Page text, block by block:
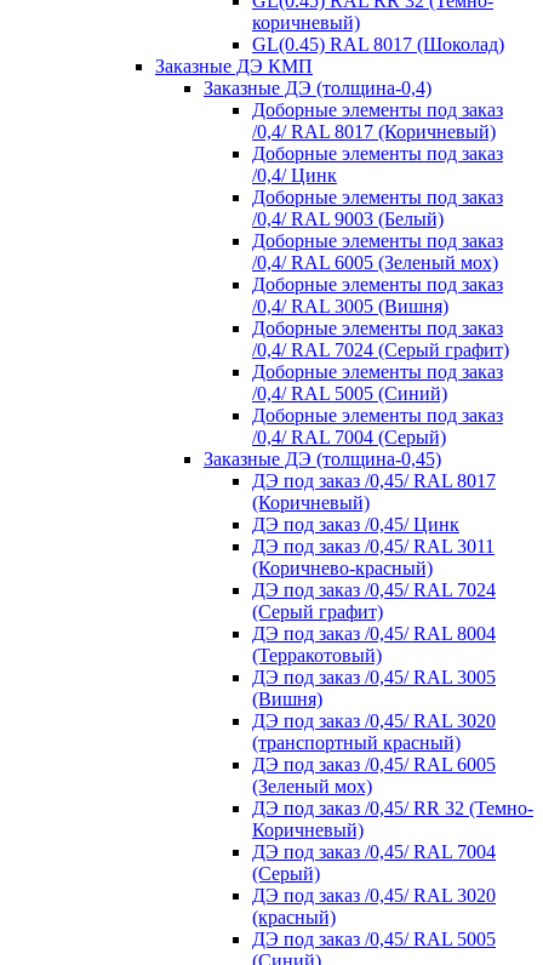
коричневый)
GL(0.45) RAL 8017 (Шоколад)
Заказные ДЭ КМП
Заказные ДЭ (толщина-0,4)
Доборные элементы под заказ
/0,4/ RAL 8017 (Коричневый)
Доборные элементы под заказ
/0,4/ Цинк
Доборные элементы под заказ
/0,4/ RAL 9003 (Белый)
Доборные элементы под заказ
/0,4/ RAL 6005 (Зеленый мох)
Доборные элементы под заказ
/0,4/ RAL 3005 (Вишня)
Доборные элементы под заказ
/0,4/ RAL 7024 (Серый графит)
Доборные элементы под заказ
/0,4/ RAL 5005 (Синий)
Доборные элементы под заказ
/0,4/ RAL 7004 (Серый)
Заказные ДЭ (толщина-0,45)
ДЭ под заказ /0,45/ RAL 8017
(Коричневый)
ДЭ под заказ /0,45/ Цинк
ДЭ под заказ /0,45/ RAL 3011
(Коричнево-красный)
ДЭ под заказ /0,45/ RAL 7024
(Серый графит)
ДЭ под заказ /0,45/ RAL 8004
(Терракотовый)
ДЭ под заказ /0,45/ RAL 3005
(Вишня)
ДЭ под заказ /0,45/ RAL 3020
(транспортный красный)
ДЭ под заказ /0,45/ RAL 6005
(Зеленый мох)
ДЭ под заказ /0,45/ RR 32 (Темно-
Коричневый)
ДЭ под заказ /0,45/ RAL 7004
(Серый)
ДЭ под заказ /0,45/ RAL 3020
(красный)
ДЭ под заказ /0,45/ RAL 5005
(Синий)